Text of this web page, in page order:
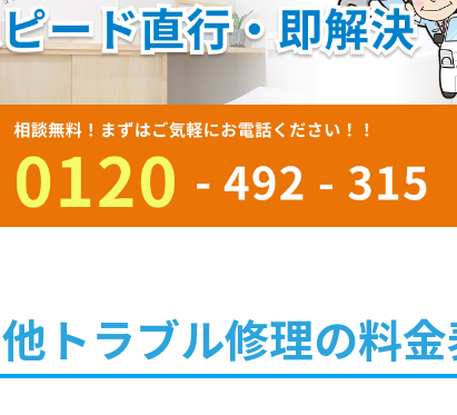
トラブル修理の料